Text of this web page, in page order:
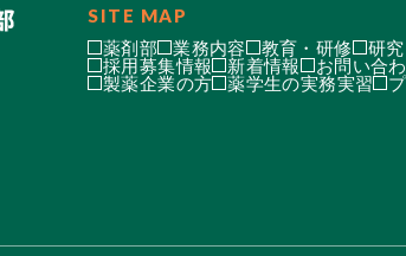
SITE MAP
薬剤部 業務内容 教育・研修 研
採用募集情報
新着情報 お問い合
製薬企業の方
薬学生の実務実習